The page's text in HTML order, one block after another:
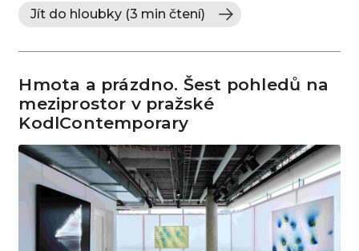
Jít do hloubky (3 min čtení)
Hmota a prázdno. Šest pohledů na
meziprostor v pražské
KodlContemporary